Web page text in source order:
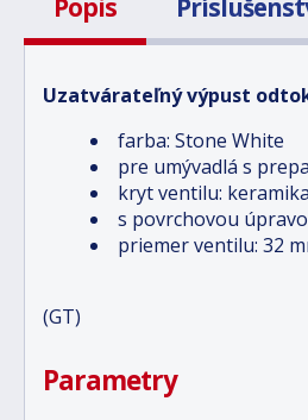
Popis
Uzatvárateľný výpust
farba: Stone White
pre umývadlá s
kryt ventilu: keramika
s povrchovou
priemer ventilu: 32
(GT)
Parametry